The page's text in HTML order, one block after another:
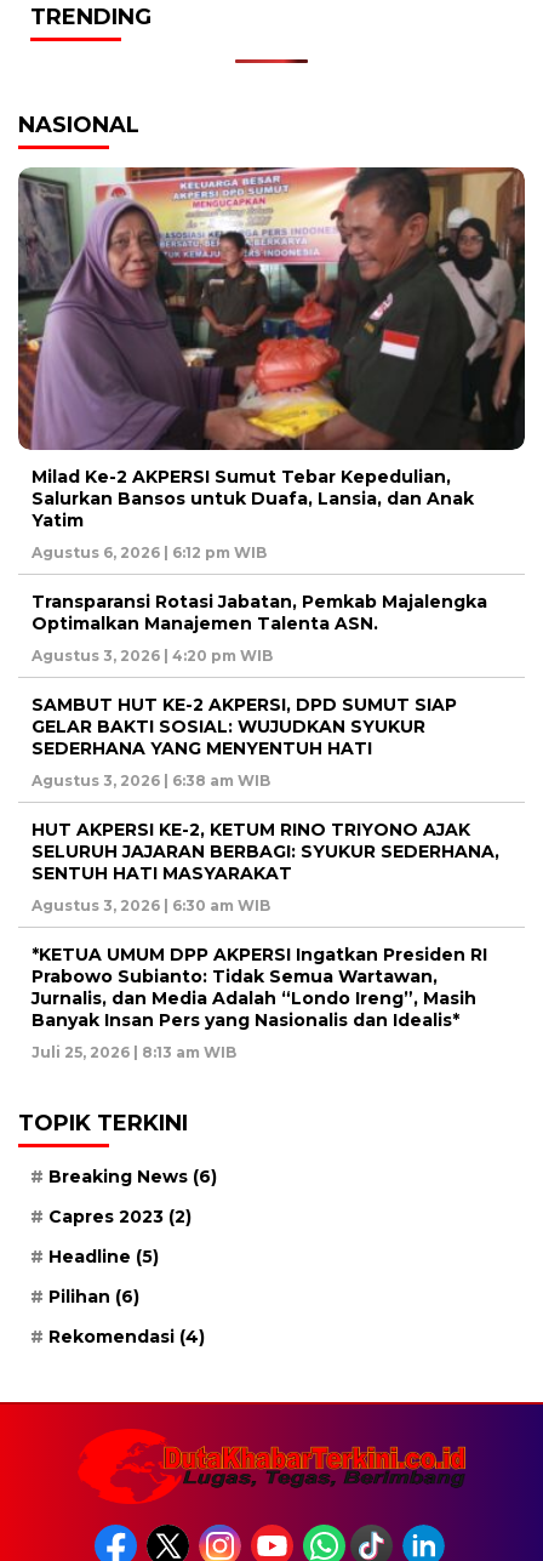
TRENDING
NASIONAL
Milad Ke-2 AKPERSI Sumut Tebar Kepedulian,
Salurkan Bansos untuk Duafa, Lansia, dan Anak
Yatim
Agustus 6, 2026 | 6:12 pm WIB
Transparansi Rotasi Jabatan, Pemkab Majalengka
Optimalkan Manajemen Talenta ASN.
Agustus 3, 2026 | 4:20 pm WIB
SAMBUT HUT KE-2 AKPERSI, DPD SUMUT SIAP
GELAR BAKTI SOSIAL: WUJUDKAN SYUKUR
SEDERHANA YANG MENYENTUH HATI
Agustus 3, 2026 | 6:38 am WIB
HUT AKPERSI KE-2, KETUM RINO TRIYONO AJAK
SELURUH JAJARAN BERBAGI: SYUKUR SEDERHANA,
SENTUH HATI MASYARAKAT
Agustus 3, 2026 | 6:30 am WIB
*KETUA UMUM DPP AKPERSI Ingatkan Presiden RI
Prabowo Subianto: Tidak Semua Wartawan,
Jurnalis, dan Media Adalah “Londo Ireng”, Masih
Banyak Insan Pers yang Nasionalis dan Idealis*
Juli 25, 2026 | 8:13 am WIB
TOPIK TERKINI
Breaking News (6)
Capres 2023 (2)
Headline (5)
Pilihan (6)
Rekomendasi (4)